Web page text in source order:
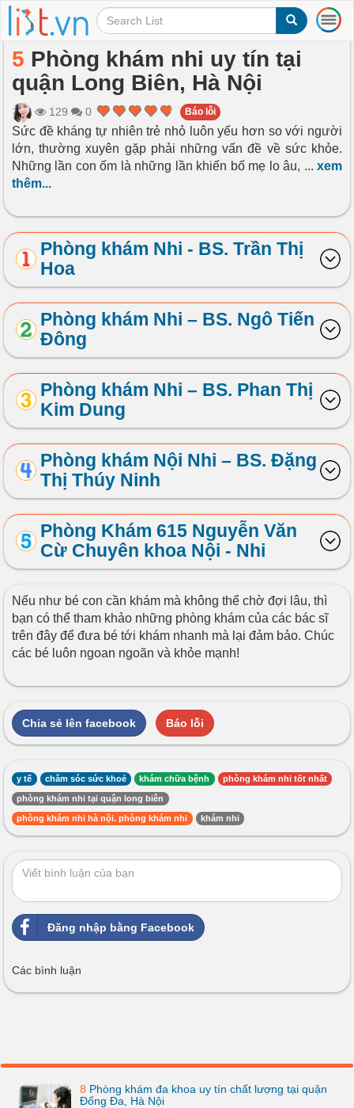
T
o
v
i
g
i
o
n
5 Phòng khám nhi uy tín tại
quận Long Biên, Hà Nội
129 0 Báo lỗi
Sức đề kháng tự nhiên trẻ nhỏ luôn yếu hơn so với người
lớn, thường xuyên gặp phải những vấn đề về sức khỏe.
Những lần con ốm là những lần khiến bố mẹ lo âu, ...xem
thêm...
Phòng khám Nhi - BS. Trần Thị
Hoa
Phòng khám Nhi – BS. Ngô Tiến
Đông
Phòng khám Nhi – BS. Phan Thị
Kim Dung
Phòng khám Nội Nhi – BS. Đặng
Thị Thúy Ninh
Phòng Khám 615 Nguyễn Văn
Cừ Chuyên khoa Nội - Nhi
Nếu như bé con cần khám mà không thể chờ đợi lâu, thì
bạn có thể tham khảo những phòng khám của các bác sĩ
trên đây để đưa bé tới khám nhanh mà lại đảm bảo. Chúc
các bé luôn ngoan ngoãn và khỏe mạnh!
Chia sẻ lên facebook Báo lỗi
y tế chăm sóc sức khoẻ khám chữa bệnh phòng khám nhi tốt nhất
phòng khám nhi tại quận long biên
phòng khám nhi hà nội. phòng khám nhi khám nhi
Đăng nhập bằng Facebook
Các bình luận
8 Phòng khám đa khoa uy tín chất lượng tại quận
Đống Đa, Hà Nội